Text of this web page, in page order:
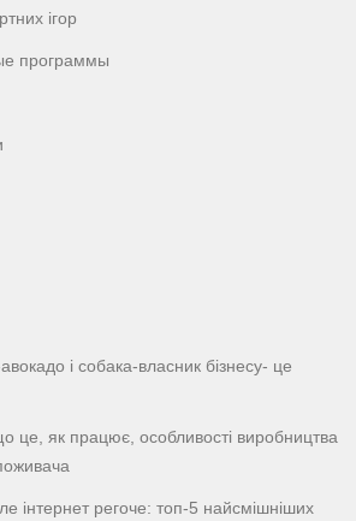
ігор
программы
і собака-власник бізнесу- це
це, як працює, особливості виробництва
інтернет регоче: топ-5 найсмішніших